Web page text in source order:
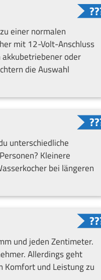
einer normalen
mit 12-Volt-Anschluss
oder
die Auswahl
unterschiedliche
Kleinere
bei längeren
und jeden Zentimeter.
Allerdings geht
Komfort und Leistung zu